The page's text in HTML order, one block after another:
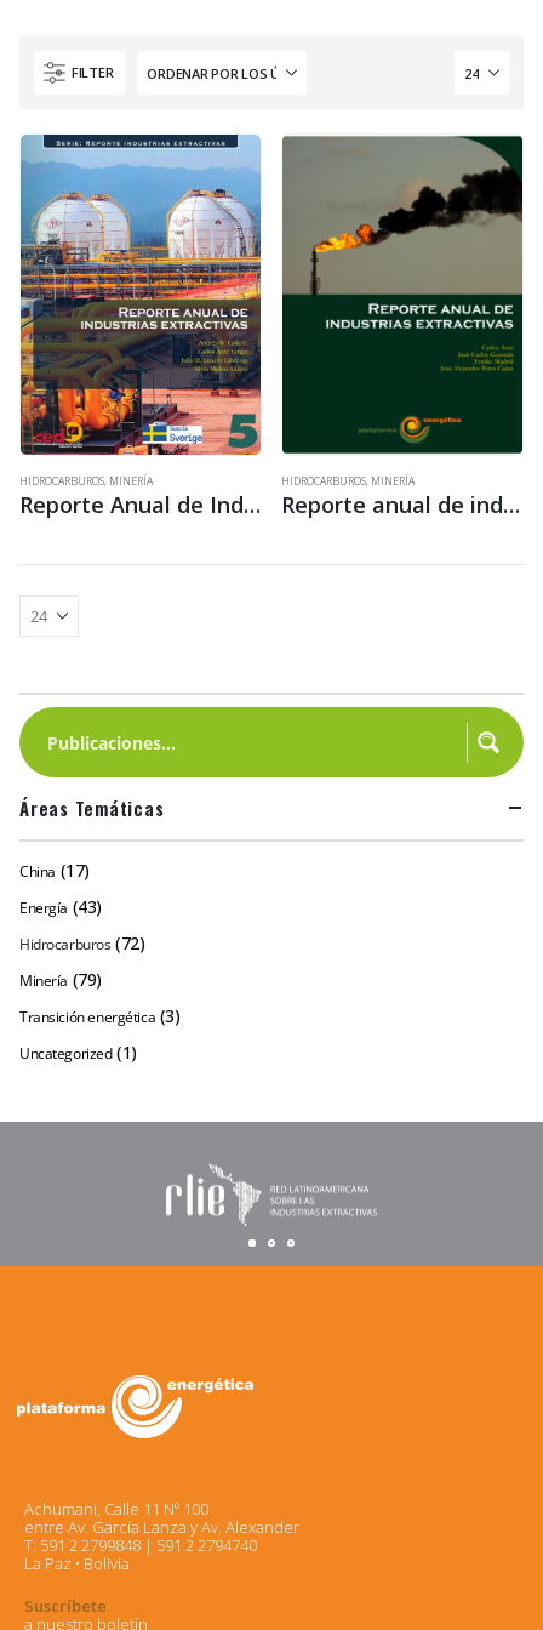
FILTER
HIDROCARBUROS, MINERÍA
Reporte Anual de Industrias Extractivas • 2018
HIDROCARBUROS, MINERÍA
Reporte anual de industrias extractivas 1 • 2014
Áreas Temáticas
China (17)
Energía (43)
Hidrocarburos (72)
Minería (79)
Transición energética (3)
Uncategorized (1)
Achumani, Calle 11 Nº 100
entre Av. García Lanza y Av. Alexander
T: 591 2 2799848 | 591 2 2794740
La Paz • Bolivia
Suscríbete
a nuestro boletín